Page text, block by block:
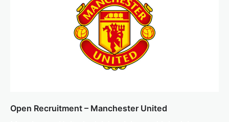
Open Recruitment – Manchester United